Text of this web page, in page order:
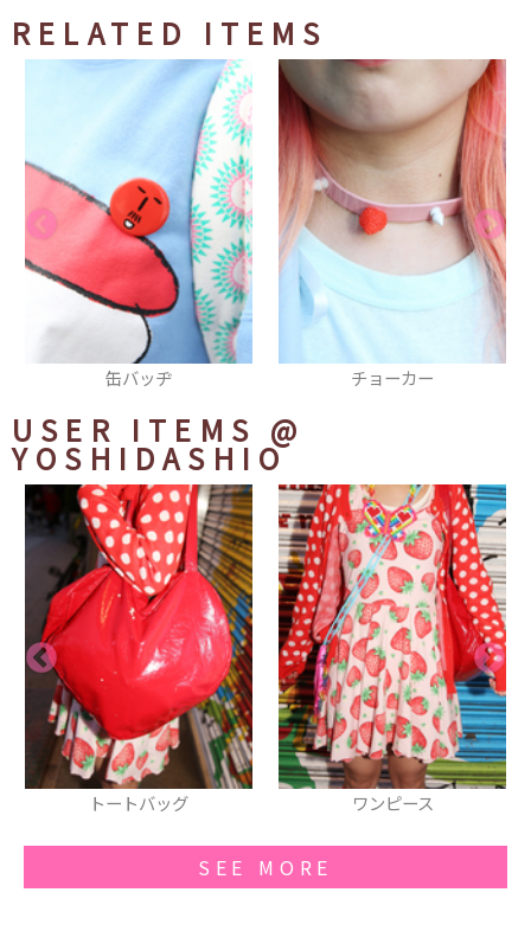
RELATED ITEMS
チョーカー パンプス
USER ITEMS @
YOSHIDASHIO
ワンピース 虹ピアス
SEE MORE